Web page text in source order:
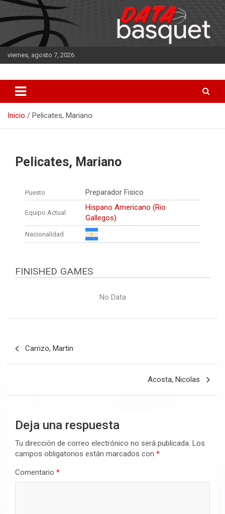
Saltar
al
contenido
viernes, agosto 7, 2026
DATA Basquet
Inicio Pelicates, Mariano
Pelicates, Mariano
Puesto Preparador Fisico
Equipo Actual
Hispano Americano (Rio
Gallegos)
Nacionalidad
FINISHED GAMES
No Data
Carrizo, Martin
Acosta, Nicolas
Deja una respuesta
Tu dirección de correo electrónico no será publicada. Los
campos obligatorios están marcados con *
Comentario *